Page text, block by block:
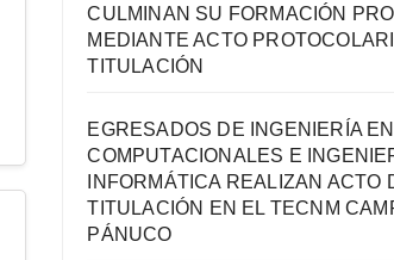
CULMINAN SU FORMACIÓN
MEDIANTE ACTO
TITULACIÓN
EGRESADOS DE INGENIERÍA
COMPUTACIONALES E
INFORMÁTICA REALIZAN ACTO
TITULACIÓN EN EL TECNM
PÁNUCO